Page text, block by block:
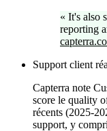
« It's also
reporting
Support client
Capterra note
score le quality
récents (2025-
support, y